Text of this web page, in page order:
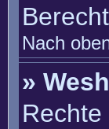
Nach
»